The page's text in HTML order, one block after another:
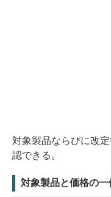
対象製品ならびに改
認できる。
対象製品と価格の